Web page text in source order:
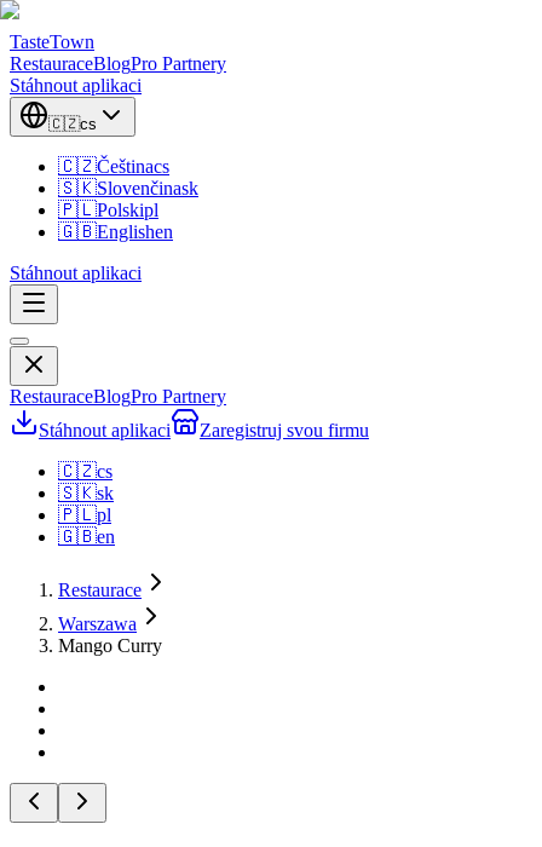
TasteTown
RestauraceBlogPro Partnery
Stáhnout aplikaci
🇨🇿cs
🇨🇿Češtinacs
🇸🇰Slovenčinask
🇵🇱Polskipl
🇬🇧Englishen
Stáhnout aplikaci
RestauraceBlogPro Partnery
Stáhnout aplikaci
Zaregistruj svou firmu
🇨🇿cs
🇸🇰sk
🇵🇱pl
🇬🇧en
Restaurace
Warszawa
Mango Curry